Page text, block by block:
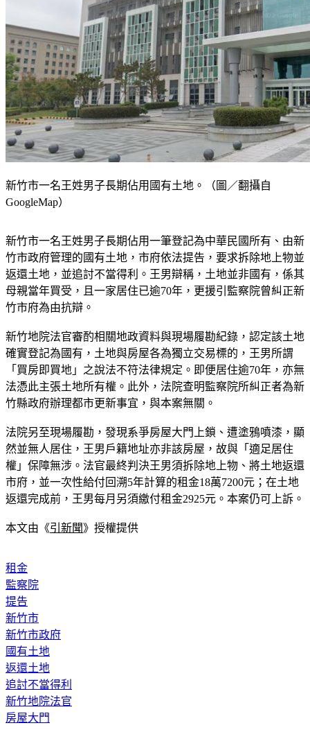
新竹市一名王姓男子長期佔用國有土地。（圖／翻攝自
新竹市一名王姓男子長期佔用一筆登記為中華民國所有、由新
竹市政府管理的國有土地，市府依法提告，要求拆除地上物並
返還土地，並追討不當得利。王男辯稱，土地並非國有，係其
母親當年買受，且一家居住已逾70年，更援引監察院曾糾正新
新竹地院法官審酌相關地政資料與現場履勘紀錄，認定該土地
確實登記為國有，土地與房屋各為獨立交易標的，王男所謂
「買房即買地」之說法不符法律規定。即便居住逾70年，亦無
法憑此主張土地所有權。此外，法院查明監察院所糾正者為新
法院另至現場履勘，發現系爭房屋大門上鎖、遭塗鴉噴漆，顯
然並無人居住，王男戶籍地址亦非該房屋，故與「適足居住
權」保障無涉。法官最終判決王男須拆除地上物、將土地返還
市府，並一次性給付回溯5年計算的租金18萬7200元；在土地
租金
監察院
提告
新竹市
新竹市政府
國有土地
返還土地
追討不當得利
新竹地院法官